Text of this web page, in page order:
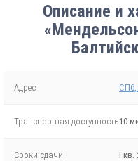
Описание и
Адрес СПб,
Транспортная доступность10
Сроки сдачи I кв.